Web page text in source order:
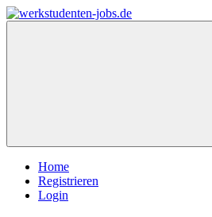
Home
Registrieren
Login